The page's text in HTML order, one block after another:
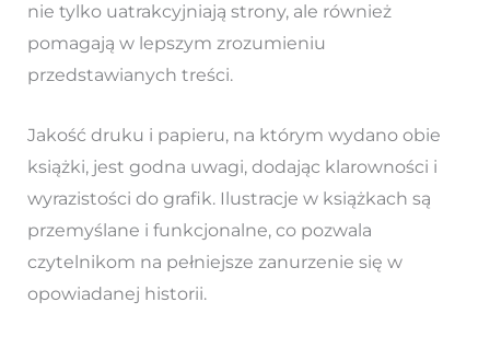
nie tylko uatrakcyjniają strony, ale również
pomagają w lepszym zrozumieniu
przedstawianych treści.
Jakość druku i papieru, na którym wydano obie
książki, jest godna uwagi, dodając klarowności i
wyrazistości do grafik. Ilustracje w książkach są
przemyślane i funkcjonalne, co pozwala
czytelnikom na pełniejsze zanurzenie się w
opowiadanej historii.